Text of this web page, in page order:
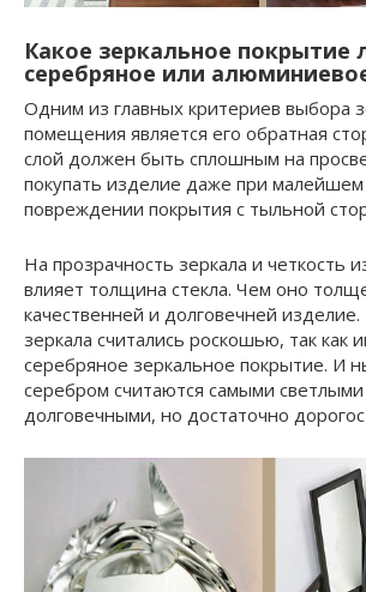
Какое зеркальное покрытие
серебряное или
Одним из главных критериев выбора
помещения является его обратная
слой должен быть сплошным на
покупать изделие даже при
повреждении покрытия с тыльной
На прозрачность зеркала и четкость
влияет толщина стекла. Чем оно
качественней и долговечней изделие.
зеркала считались роскошью, так как
серебряное зеркальное покрытие. И
серебром считаются самыми
долговечными, но достаточно